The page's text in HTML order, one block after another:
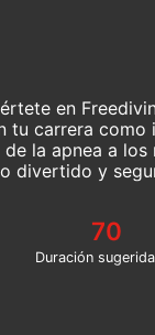
en
tu carrera como
de la apnea a
divertido y
70
Duración